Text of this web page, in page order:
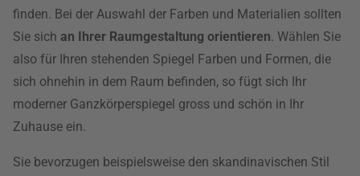
finden. Bei der Auswahl der Farben und Materialien sollten
Sie sich an Ihrer Raumgestaltung orientieren. Wählen Sie
also für Ihren stehenden Spiegel Farben und Formen, die
sich ohnehin in dem Raum befinden, so fügt sich Ihr
moderner Ganzkörperspiegel gross und schön in Ihr
Zuhause ein.
Sie bevorzugen beispielsweise den skandinavischen Stil